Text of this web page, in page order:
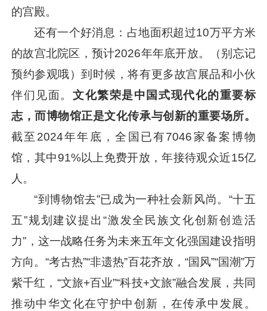
的宫殿。
还有一个好消息：占地面积超过10万平方米
的故宫北院区，预计2026年年底开放。（别忘记
预约参观哦）到时候，将有更多故宫展品和小伙
伴们见面。 文化繁荣是中国式现代化的重要标
志，而博物馆正是文化传承与创新的重要场所。
截至2024年年底，全国已有7046家备案博物
馆，其中91%以上免费开放，年接待观众近15亿
人。
“到博物馆去”已成为一种社会新风尚。“十五
五”规划建议提出“激发全民族文化创新创造活
力”，这一战略任务为未来五年文化强国建设指明
方向。“考古热”“非遗热”百花齐放，“国风”“国潮”万
紫千红，“文旅+百业”“科技+文旅”融合发展，共同
推动中华文化在守护中创新，在传承中发展。